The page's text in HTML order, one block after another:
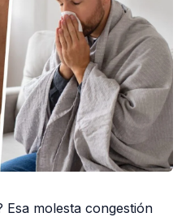
Esa molesta congestión